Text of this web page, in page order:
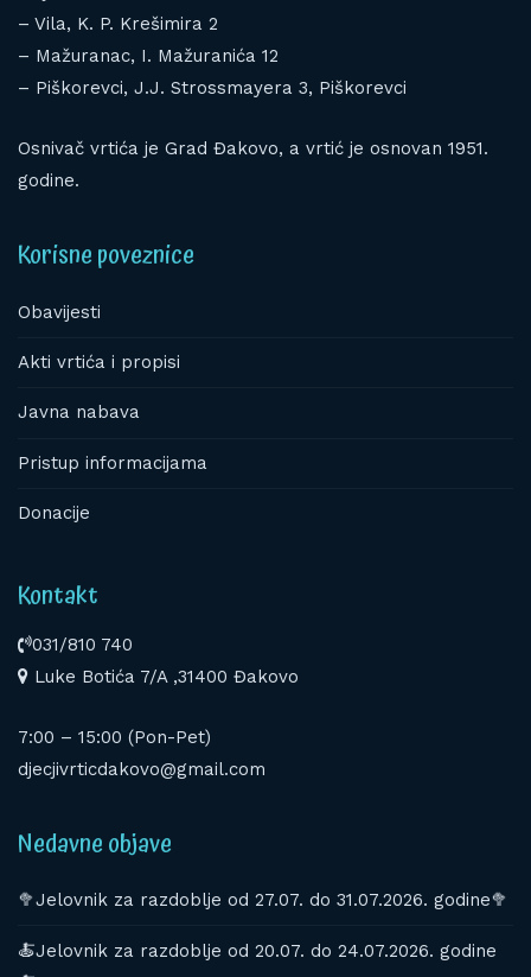
– Vila, K. P. Krešimira 2
– Mažuranac, I. Mažuranića 12
– Piškorevci, J.J. Strossmayera 3, Piškorevci
Osnivač vrtića je Grad Đakovo, a vrtić je osnovan 1951.
godine.
Korisne poveznice
Obavijesti
Akti vrtića i propisi
Javna nabava
Pristup informacijama
Donacije
Kontakt
031/810 740
Luke Botića 7/A ,31400 Đakovo
7:00 – 15:00 (Pon-Pet)
djecjivrticdakovo@gmail.com
Nedavne objave
🥦Jelovnik za razdoblje od 27.07. do 31.07.2026. godine🥦
🍝Jelovnik za razdoblje od 20.07. do 24.07.2026. godine